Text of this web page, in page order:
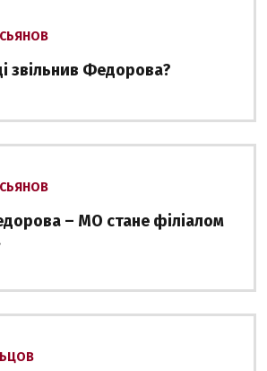
звільнив Федорова?
– МО стане філіалом